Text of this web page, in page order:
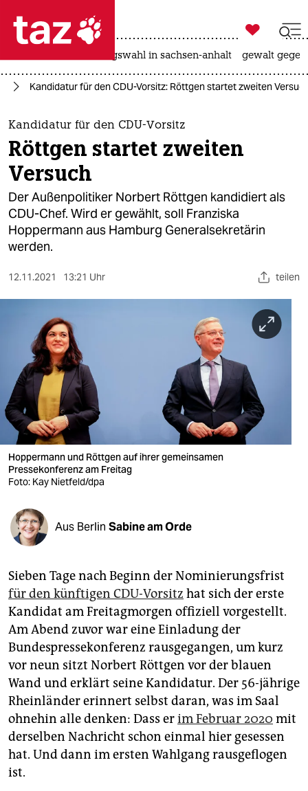
 taz zahl ich
taz zahl ich
themen
politik
öko
gesellschaft
kultur
sport
nord
wahrheit
verlag
verlag
veranstaltungen
shop
fragen & hilfe
unterstützen
genossenschaft
epaper login

taz zahl ich
landtagswahl in sachsen-anhalt gewalt
Kandidatur für den CDU-Vorsitz: Röttgen startet zweiten
Kandidatur für den CDU-Vorsitz
Röttgen startet zweiten
Versuch
Der Außenpolitiker Norbert Röttgen kandidiert als
CDU-Chef. Wird er gewählt, soll Franziska
Hoppermann aus Hamburg Generalsekretärin
werden.
12.11.2021 13:21 Uhr teilen
Hoppermann und Röttgen auf ihrer gemeinsamen
Pressekonferenz am Freitag
Foto: Kay Nietfeld/dpa
Aus Berlin Sabine am Orde
Sieben Tage nach Beginn der Nominierungsfrist
für den künftigen CDU-Vorsitz hat sich der erste
Kandidat am Freitagmorgen offiziell vorgestellt.
Am Abend zuvor war eine Einladung der
Bundespressekonferenz rausgegangen, um kurz
vor neun sitzt Norbert Röttgen vor der blauen
Wand und erklärt seine Kandidatur. Der 56-jährige
Rheinländer erinnert selbst daran, was im Saal
ohnehin alle denken: Dass erim Februar 2020 mit
derselben Nachricht schon einmal hier gesessen
hat. Und dann im ersten Wahlgang rausgeflogen
ist.